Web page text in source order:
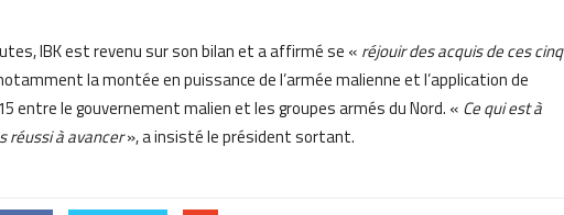
IBK est revenu sur son bilan et a affirmé se « réjouir des acquis de ces cinq
la montée en puissance de l’armée malienne et l’application de
entre le gouvernement malien et les groupes armés du Nord. « Ce qui est à
réussi à avancer», a insisté le président sortant.